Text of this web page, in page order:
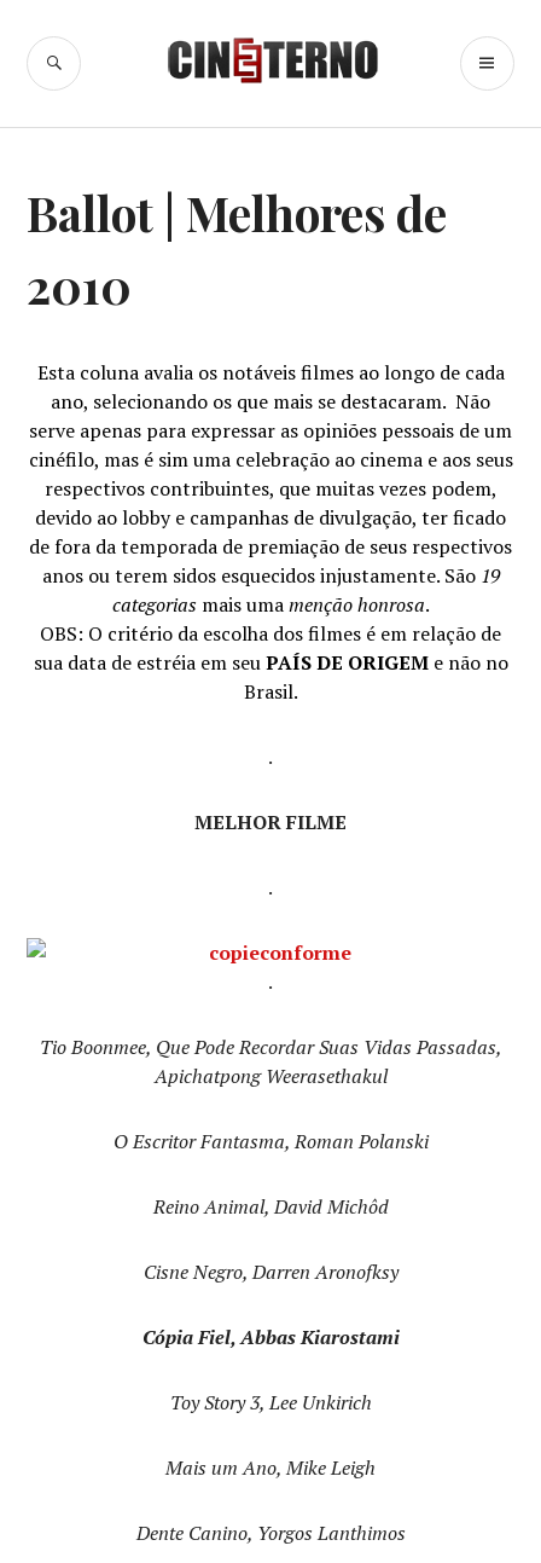
para
conteúdo
Cine Eterno
BUSCA
Ballot | Melhores de
2010
Esta colunaavalia os notáveis filmes ao longo de cada
ano, selecionando os que mais se destacaram. Não
serve apenas para expressar as opiniões pessoais de um
cinéfilo, mas é sim uma celebração ao cinema e aos seus
respectivos contribuintes, que muitas vezes podem,
devido ao lobby e campanhas de divulgação, ter ficado
de fora da temporada de premiação de seus respectivos
anos ou terem sidos esquecidos injustamente. São 19
categoriasmais umamenção honrosa.
OBS: O critério da escolha dos filmes é em relação de
sua data de estréia em seuPAÍS DE ORIGEMe não no
Brasil.
.
MELHOR FILME
.
.
Tio Boonmee, Que Pode Recordar Suas Vidas Passadas,
Apichatpong Weerasethakul
O Escritor Fantasma, Roman Polanski
Reino Animal, David Michôd
Cisne Negro, Darren Aronofksy
Cópia Fiel, Abbas Kiarostami
Toy Story 3, Lee Unkirich
Mais um Ano, Mike Leigh
Dente Canino, Yorgos Lanthimos